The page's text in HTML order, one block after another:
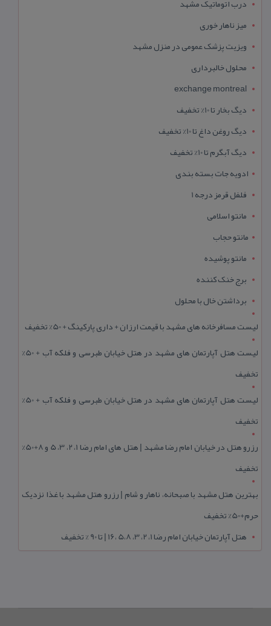
درب اتوماتیک مشهد
میز ناهار خوری
ویزیت پزشک عمومی در منزل مشهد
محلول خالبرداری
exchange montreal
دیگ بخار تا 10% تخفیف
دیگ روغن داغ تا 10% تخفیف
دیگ آبگرم تا 10% تخفیف
ادویه جات بسته بندی
فلفل قرمز درجه 1
مانتو اسلامی
مانتو حجاب
مانتو پوشیده
برج خنک کننده
برداشتن خال با محلول
لیست مسافرخانه های مشهد با قیمت ارزان + داری پارکینگ + 50% تخفیف
لیست هتل آپارتمان های مشهد در هتل خیابان طبرسی و فلکه آب + 50%
تخفیف
لیست هتل آپارتمان های مشهد در هتل خیابان طبرسی و فلکه آب + 50%
تخفیف
رزرو هتل در خیابان امام رضا مشهد | هتل‌ های امام رضا 1، 2، 3، 5 و 8+50%
تخفیف
بهترین هتل مشهد با صبحانه، ناهار و شام | رزرو هتل مشهد با غذا نزدیک
حرم+50% تخفیف
هتل آپارتمان خیابان امام رضا 1، 2، 3، 5،8 ،16 | تا 90 % تخفیف